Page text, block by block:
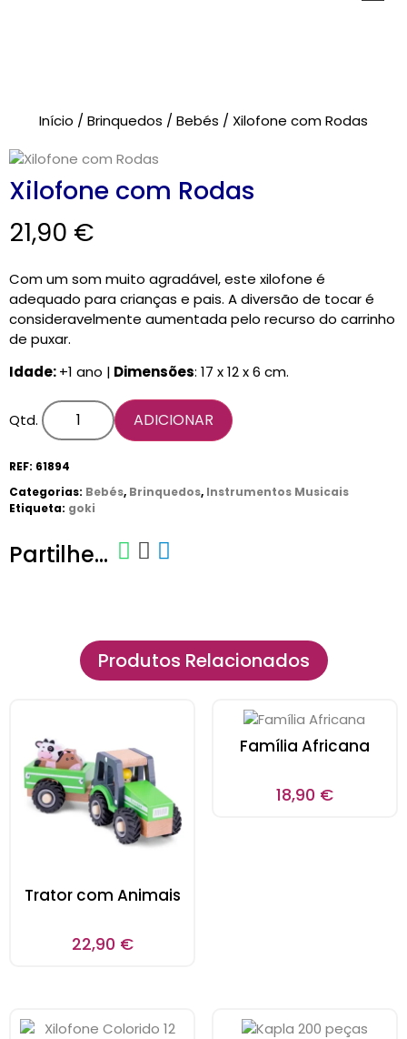
Brinquedos
Formação
CARRINHO
0 items
Início / Brinquedos / Bebés / Xilofone com Rodas
Xilofone com Rodas
21,90 €
Com um som muito agradável, este xilofone é
adequado para crianças e pais. A diversão de tocar é
consideravelmente aumentada pelo recurso do carrinho
de puxar.
Idade:+1 ano | Dimensões: 17 x 12 x 6 cm.
Qtd. ADICIONAR
REF: 61894
Categorias: Bebés, Brinquedos, Instrumentos Musicais
Etiqueta: goki
Partilhe...
Produtos Relacionados
Trator com Animais
22,90 €
Família Africana
18,90 €